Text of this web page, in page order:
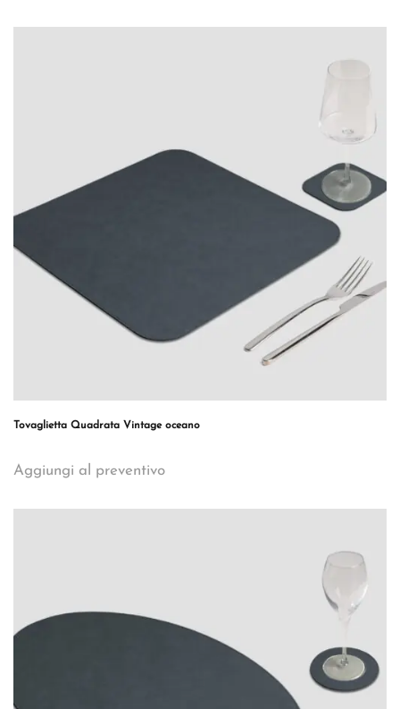
Tovaglietta Quadrata Vintage oceano
Aggiungi al preventivo